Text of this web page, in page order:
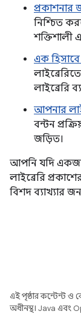
প্রকাশনার
নিশ্চিত
শক্তিশালী
এক
লাইব্রেরি
আপনার
বন্টন
জড়িত।
আপনি যদি
লাইব্রেরি
বিশদ ব্যাখ্যার
এই পৃষ্ঠার কন্টেন্ট ও
অধীনস্থ। Java এবং